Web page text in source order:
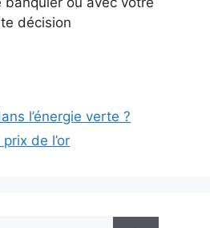
décision
l’énergie verte ?
de l’or